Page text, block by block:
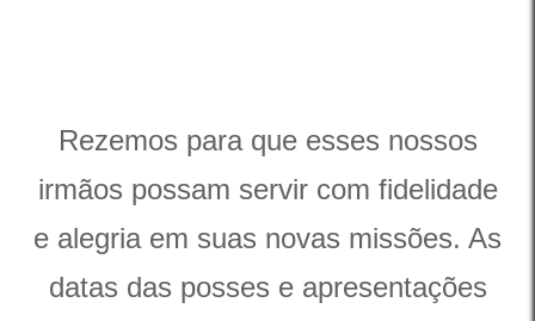
Rezemos para que esses nossos
irmãos possam servir com fidelidade
e alegria em suas novas missões. As
datas das posses e apresentações